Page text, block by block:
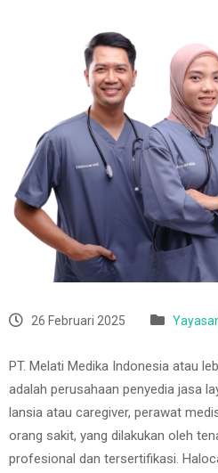
26 Februari 2025
PT. Melati Medika Indonesia atau
adalah perusahaan penyedia jasa
lansia atau caregiver, perawat
orang sakit, yang dilakukan oleh
profesional dan tersertifikasi.